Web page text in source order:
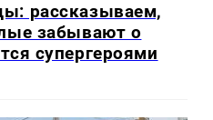
рассказываем,
забывают о
супергероями